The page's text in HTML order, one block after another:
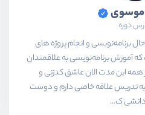
دوره
در حال برنامه‌نویسی و انجام پروژه های
سالی هست که آموزش برنامه‌نویسی به علاقمندان
همه این مدت الان عاشق کدزنی و
تدریس علاقه خاصی دارم و دوست
ک...